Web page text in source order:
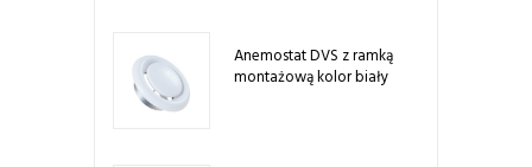
Anemostat DVS z ramką
montażową kolor biały